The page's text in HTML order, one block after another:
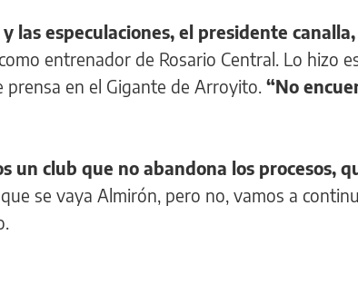
las especulaciones, el presidente
como entrenador de Rosario Central. Lo hizo
prensa en el Gigante de Arroyito. “No
un club que no abandona los procesos,
se vaya Almirón, pero no, vamos a